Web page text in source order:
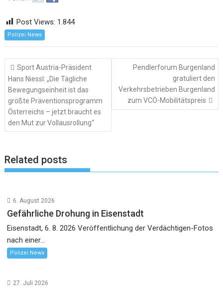
Post Views: 1.844
Polizei News
Beitragsnavigation
Sport Austria-Präsident
Hans Niessl: „Die Tägliche
Bewegungseinheit ist das
größte Präventionsprogramm
Österreichs – jetzt braucht es
den Mut zur Vollausrollung“
Pendlerforum Burgenland
gratuliert den
Verkehrsbetrieben Burgenland
zum VCÖ-Mobilitätspreis
Related posts
6. August 2026
Gefährliche Drohung in Eisenstadt
Eisenstadt, 6. 8. 2026 Veröffentlichung der Verdächtigen-Fotos
nach einer...
Polizei News
27. Juli 2026